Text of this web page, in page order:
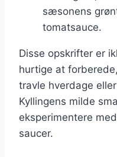
sæsonens
tomatsauce.
Disse opskrifter er
hurtige at
travle hverdage
Kyllingens milde
eksperimentere
saucer.